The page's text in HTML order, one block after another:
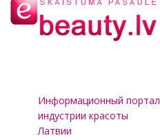
Информационный портал
индустрии красоты
Латвии